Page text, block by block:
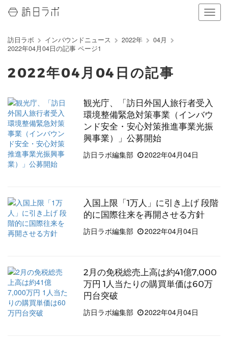
ナ
ビ
示
を
切
訪日ラボ インバウンドニュース 2022年
04月
2022年04月04日の記事 ページ1
2022年04月04日の記事
観光庁、「訪日外国人旅行者受入
環境整備緊急対策事業（インバウ
ンド安全・安心対策推進事業光振
興事業）」公募開始
訪日ラボ編集部
2022年04月04日
入国上限「1万人」に引き上げ 段階
的に国際往来を再開させる方針
訪日ラボ編集部
2022年04月04日
2月の免税総売上高は約41億7,000
万円 1人当たりの購買単価は60万
円台突破
訪日ラボ編集部
2022年04月04日